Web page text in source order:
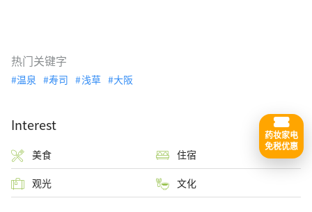
热门关键字
温泉 寿司 浅草 大阪
Interest
美食 住宿
观光 文化
药妆家电
免税优惠